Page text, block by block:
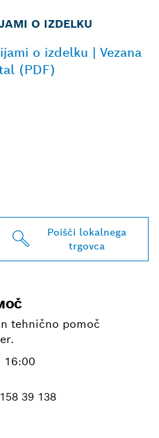
O IZDELKU
o izdelku | Vezana
(PDF)
Poišči lokalnega
trgovca
tehnično pomoč
16:00
39 138